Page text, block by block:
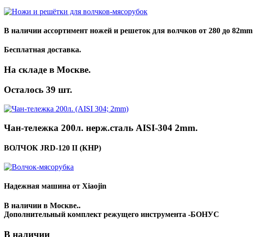
В наличии ассортимент ножей и решеток для волчков от 280 до 82mm
Бесплатная доставка.
На складе в Москве.
Осталось 39 шт.
Чан-тележка 200л. нерж.сталь AISI-304 2mm.
ВОЛЧОК JRD-120 II (КНР)
Надежная машина от Xiaojin
В наличии в Москве..
Дополнительный комплект режущего инструмента -БОНУС
В наличии